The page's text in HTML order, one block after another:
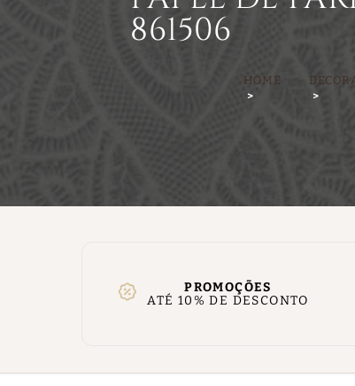
HOME
861506
PROMOÇÕES
ATÉ 10% DE DESCONTO